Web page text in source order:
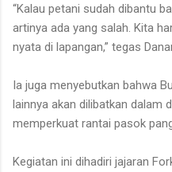
“Kalau petani sudah dibantu
artinya ada yang salah. Kita
nyata di lapangan,” tegas
Ia juga menyebutkan bahwa
lainnya akan dilibatkan dalam
memperkuat rantai pasok
Kegiatan ini dihadiri jajaran